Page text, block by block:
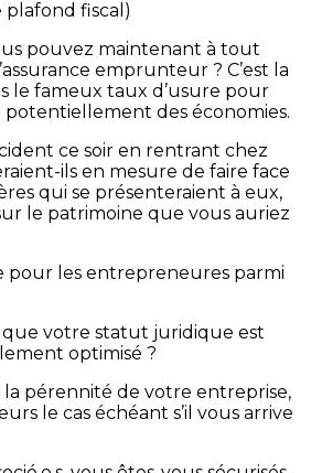
plafond fiscal)
pouvez maintenant à tout
emprunteur ? C’est la
le fameux taux d’usure pour
des économies.
ce soir en rentrant chez
ils en mesure de faire face
qui se présenteraient à eux,
le patrimoine que vous auriez
pour les entrepreneures parmi
que votre statut juridique est
optimisé ?
la pérennité de votre entreprise,
le cas échéant s’il vous arrive